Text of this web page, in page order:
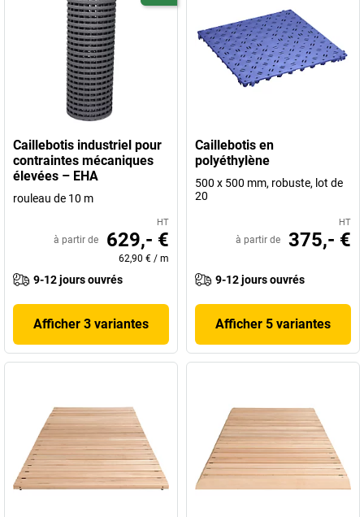
Caillebotis industriel pour
contraintes mécaniques
élevées – EHA
rouleau de 10 m
HT
à partir de 629,- €
62,90 € / m
9-12 jours ouvrés
Afficher 3 variantes
Caillebotis en
polyéthylène
500 x 500 mm, robuste, lot de
20
HT
à partir de 375,- €
9-12 jours ouvrés
Afficher 5 variantes